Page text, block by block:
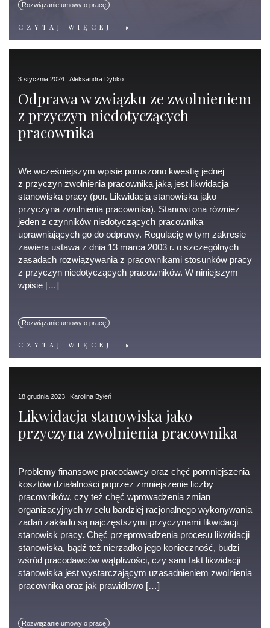
Rozwiązanie umowy o pracę
CZYTAJ WIĘCEJ
3 stycznia 2024 Aleksandra Dybko
Odprawa w związku ze zwolnieniem
z przyczyn niedotyczących
pracownika
We wcześniejszym wpisie poruszono kwestię jednej
z przyczyn zwolnienia pracownika jaką jest likwidacja
stanowiska pracy (por. Likwidacja stanowiska jako
przyczyna zwolnienia pracownika). Stanowi ona również
jeden z czynników niedotyczących pracownika
uprawniających go do odprawy. Regulację w tym zakresie
zawiera ustawa z dnia 13 marca 2003 r. o szczególnych
zasadach rozwiązywania z pracownikami stosunków pracy
z przyczyn niedotyczących pracowników. W niniejszym
wpisie […]
Rozwiązanie umowy o pracę
CZYTAJ WIĘCEJ
18 grudnia 2023 Karolina Byłeń
Likwidacja stanowiska jako
przyczyna zwolnienia pracownika
Problemy finansowe pracodawcy oraz chęć pomniejszenia
kosztów działalności poprzez zmniejszenie liczby
pracowników, czy też chęć wprowadzenia zmian
organizacyjnych w celu bardziej racjonalnego wykonywania
zadań zakładu są najczęstszymi przyczynami likwidacji
stanowisk pracy. Chęć przeprowadzenia procesu likwidacji
stanowiska, bądź też nierzadko jego konieczność, budzi
wśród pracodawców wątpliwości, czy sam fakt likwidacji
stanowiska jest wystarczającym uzasadnieniem zwolnienia
pracownika oraz jak prawidłowo […]
Rozwiązanie umowy o pracę